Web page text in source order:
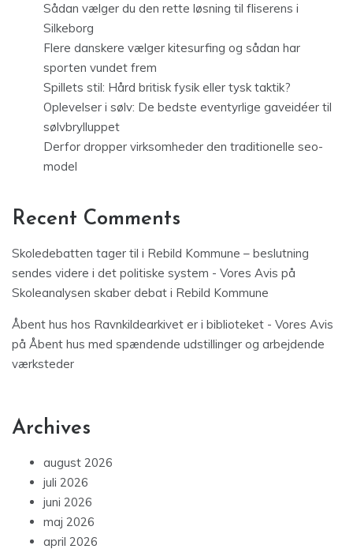
Sådan vælger du den rette løsning til fliserens i
Silkeborg
Flere danskere vælger kitesurfing og sådan har
sporten vundet frem
Spillets stil: Hård britisk fysik eller tysk taktik?
Oplevelser i sølv: De bedste eventyrlige gaveidéer til
sølvbrylluppet
Derfor dropper virksomheder den traditionelle seo-
model
Recent Comments
Skoledebatten tager til i Rebild Kommune – beslutning
sendes videre i det politiske system - Vores Avis på
Skoleanalysen skaber debat i Rebild Kommune
Åbent hus hos Ravnkildearkivet er i biblioteket - Vores Avis
på Åbent hus med spændende udstillinger og arbejdende
værksteder
Archives
august 2026
juli 2026
juni 2026
maj 2026
april 2026